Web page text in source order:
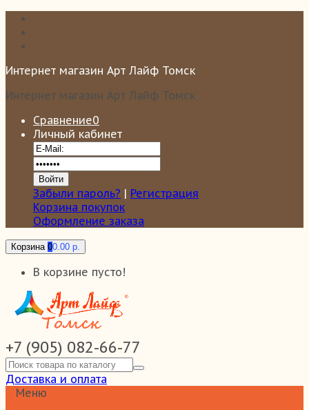
Интернет магазин Арт Лайф Томск
Интернет магазин Арт Лайф Томск
Сравнение0
Личный кабинет
Забыли пароль? | Регистрация
Корзина покупок
Оформление заказа
Корзина 00.00 р.
В корзине пусто!
+7 (905) 082-66-77
Доставка и оплата
Меню